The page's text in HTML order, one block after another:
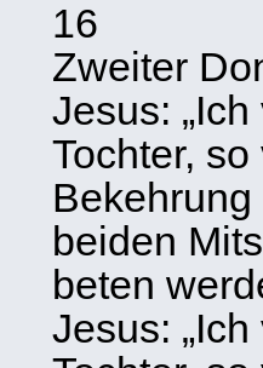
16
Zweiter
Jesus:
Tochter,
beiden
beten
Jesus: